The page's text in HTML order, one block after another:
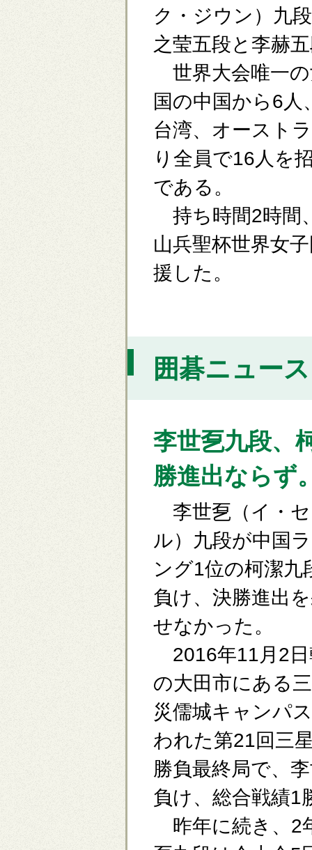
ク・ジウン）九
之莹五段と李赫
世界大会唯一の
国の中国から6
台湾、オースト
り全員で16人を
である。
持ち時間2時間
山兵聖杯世界女
援した。
囲碁ニュー
李世乭九段、
勝進出ならず
李世乭（イ・
ル）九段が中国
ング1位の柯潔九
負け、決勝進出
せなかった。
2016年11月2日
の大田市にある
災儒城キャンパ
われた第21回三
勝負最終局で、
負け、総合戦績1
昨年に続き、2